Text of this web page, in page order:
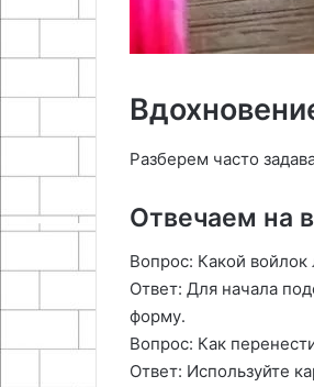
Разберем часто
Отвечаем на
Вопрос: Какой
Ответ: Для начала
форму․
Вопрос: Как
Ответ: Используйте